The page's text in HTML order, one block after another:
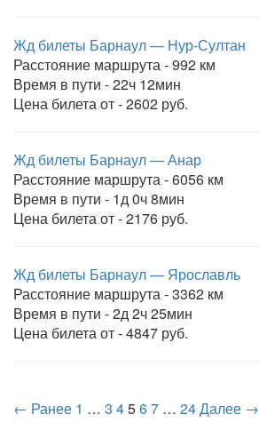
Жд билеты Барнаул — Нур-Султан
Расстояние маршрута - 992 км
Время в пути - 22ч 12мин
Цена билета от - 2602 руб.
Жд билеты Барнаул — Анар
Расстояние маршрута - 6056 км
Время в пути - 1д 0ч 8мин
Цена билета от - 2176 руб.
Жд билеты Барнаул — Ярославль
Расстояние маршрута - 3362 км
Время в пути - 2д 2ч 25мин
Цена билета от - 4847 руб.
← Ранее 1 … 3 4567 … 24Далее →